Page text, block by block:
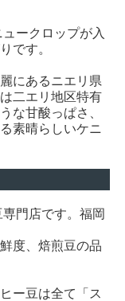
ークロップが入
です。
にあるニエリ県
二エリ地区特有
な甘酸っぱさ、
素晴らしいケニ
門店です。福岡
度、焙煎豆の品
ー豆は全て「ス